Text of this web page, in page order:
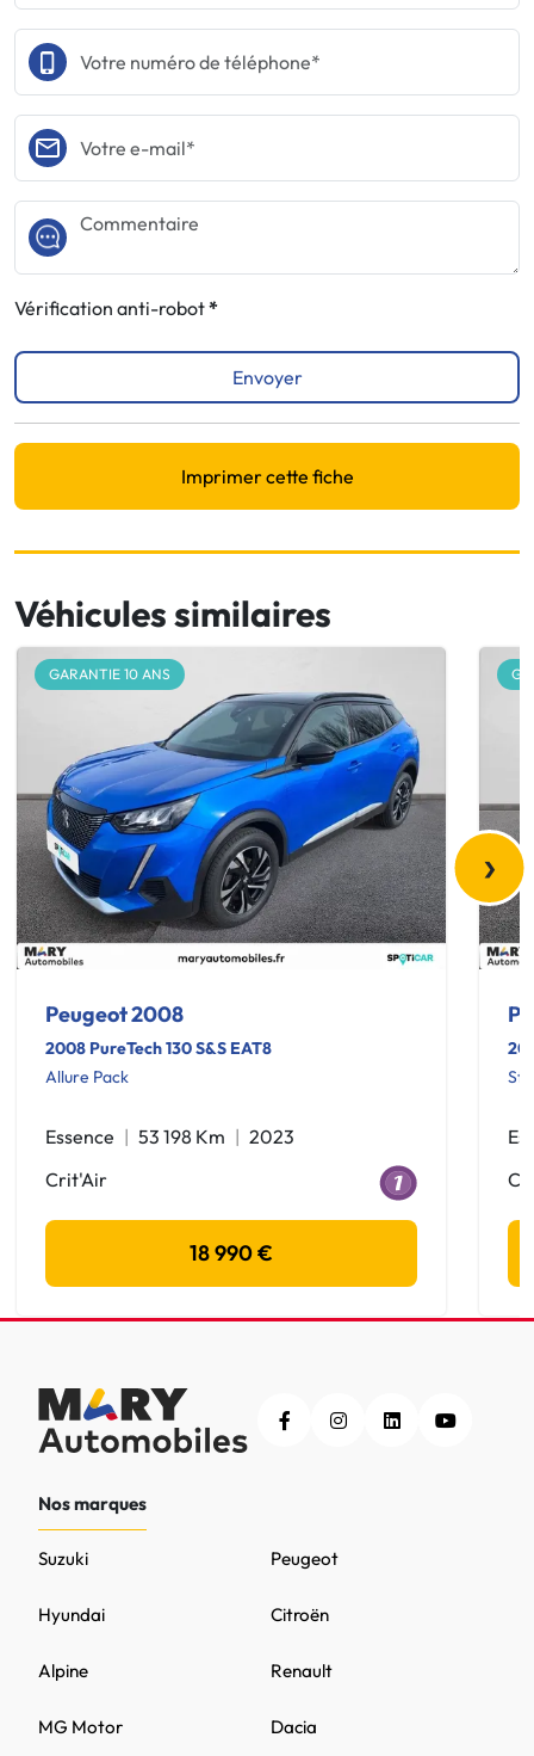
Vérification anti-robot
Envoyer
Imprimer cette fiche
Véhicules similaires
GARANTIE 10 ANS
Peugeot 2008
2008 PureTech 130 S&S EAT8
Allure Pack
Essence 53 198 Km
2023
Crit'Air
18 990 €
›
Nos marques
Peugeot
MG Motor
Citroën
Renault
Hyundai
Dacia
Alpine
Suzuki